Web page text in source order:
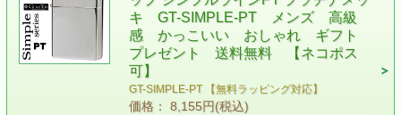
キ GT-SIMPLE-PT メンズ 高級
感 かっこいい おしゃれ ギフト
プレゼント 送料無料 【ネコポス
可】
GT-SIMPLE-PT 【無料ラッピング対応】
価格： 8,155円(税込)